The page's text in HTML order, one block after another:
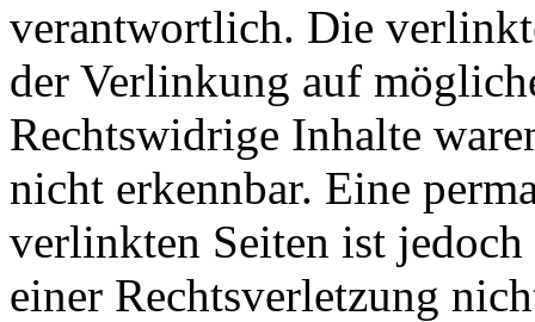
verantwortlich. Die
der Verlinkung auf
Rechtswidrige Inhalte
nicht erkennbar. Eine
verlinkten Seiten ist
einer Rechtsverletzung